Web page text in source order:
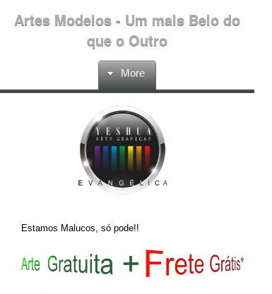
Artes Modelos - Um mais Belo do
que o Outro
More
Estamos Malucos, só pode!!